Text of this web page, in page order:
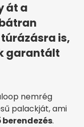
át a
is,
garantált
nemrég
palackját, ami
.